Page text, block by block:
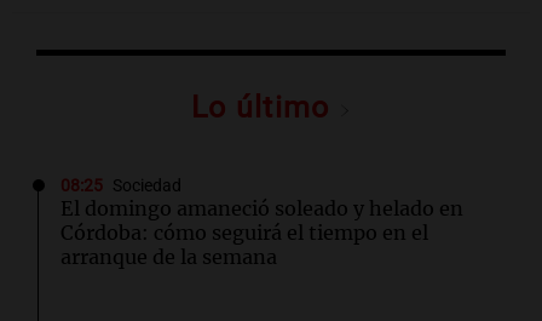
Lo último
08:25 Sociedad
El domingo amaneció soleado y helado en
Córdoba: cómo seguirá el tiempo en el
arranque de la semana